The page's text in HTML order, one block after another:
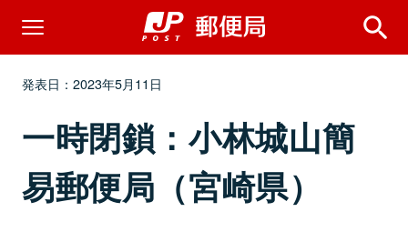
発表日：2023年5月11日
一時閉鎖：小林城山簡
易郵便局（宮崎県）